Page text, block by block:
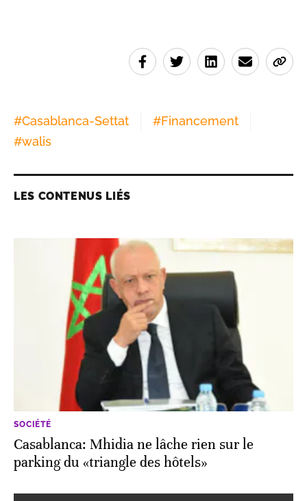
#Casablanca-Settat #Financement
#walis
LES CONTENUS LIÉS
SOCIÉTÉ
Casablanca: Mhidia ne lâche rien sur le
parking du «triangle des hôtels»